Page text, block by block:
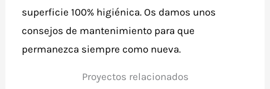
superficie 100% higiénica. Os damos unos
consejos de mantenimiento para que
permanezca siempre como nueva.
Proyectos relacionados